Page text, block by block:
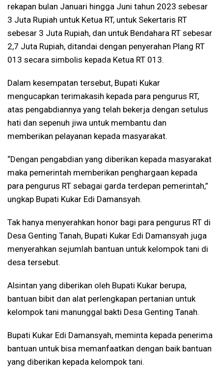
rekapan bulan Januari hingga Juni tahun 2023 sebesar
3 Juta Rupiah untuk Ketua RT, untuk Sekertaris RT
sebesar 3 Juta Rupiah, dan untuk Bendahara RT sebesar
2,7 Juta Rupiah, ditandai dengan penyerahan Plang RT
013 secara simbolis kepada Ketua RT 013.
Dalam kesempatan tersebut, Bupati Kukar
mengucapkan terimakasih kepada para pengurus RT,
atas pengabdiannya yang telah bekerja dengan setulus
hati dan sepenuh jiwa untuk membantu dan
memberikan pelayanan kepada masyarakat.
“Dengan pengabdian yang diberikan kepada masyarakat
maka pemerintah memberikan penghargaan kepada
para pengurus RT sebagai garda terdepan pemerintah,”
ungkap Bupati Kukar Edi Damansyah.
Tak hanya menyerahkan honor bagi para pengurus RT di
Desa Genting Tanah, Bupati Kukar Edi Damansyah juga
menyerahkan sejumlah bantuan untuk kelompok tani di
desa tersebut.
Alsintan yang diberikan oleh Bupati Kukar berupa,
bantuan bibit dan alat perlengkapan pertanian untuk
kelompok tani manunggal bakti Desa Genting Tanah.
Bupati Kukar Edi Damansyah, meminta kepada penerima
bantuan untuk bisa memanfaatkan dengan baik bantuan
yang diberikan kepada kelompok tani.